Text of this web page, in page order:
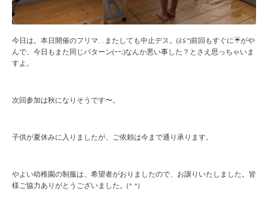
今日は。本日開催のフリマ…またしても中止デス。(≧≦*)前回もすぐに☔️がや
んで、今日もまた同じパターン(ｰｰ;)なんか悪い事した？とさえ思っちゃいま
すよ。
次回参加は秋になりそうです〜。
子供が夏休みに入りましたが、ご依頼は今まで通り承ります。
やよい幼稚園の制服は、希望者がおりましたので、お譲りいたしました。皆
様ご協力ありがとうございました。(^ ^)